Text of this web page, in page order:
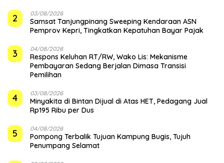
2 03/08/2026
Samsat Tanjungpinang Sweeping Kendaraan ASN
Pemprov Kepri, Tingkatkan Kepatuhan Bayar Pajak
3 04/08/2026
‎Respons Keluhan RT/RW, Wako Lis: Mekanisme
Pembayaran Sedang Berjalan Dimasa Transisi
Pemilihan
4 03/08/2026
Minyakita di Bintan Dijual di Atas HET, Pedagang Jual
Rp195 Ribu per Dus
5 04/08/2026
Pompong Terbalik Tujuan Kampung Bugis, Tujuh
Penumpang Selamat